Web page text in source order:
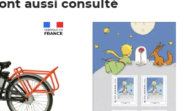
aussi consulté
Prix 7,50€